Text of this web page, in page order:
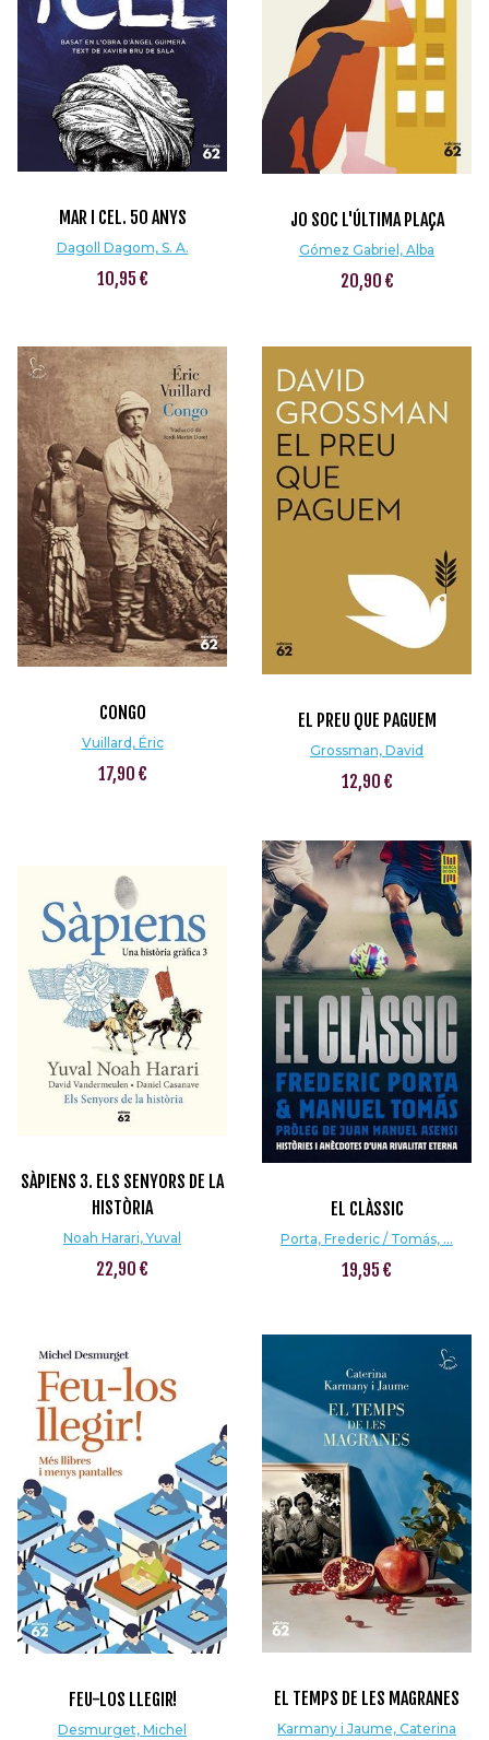
MAR I CEL. 50 ANYS
Dagoll Dagom, S. A.
10,95 €
JO SOC L'ÚLTIMA PLAÇA
Gómez Gabriel, Alba
20,90 €
CONGO
Vuillard, Éric
17,90 €
EL PREU QUE PAGUEM
Grossman, David
12,90 €
SÀPIENS 3. ELS SENYORS DE LA
HISTÒRIA
Noah Harari, Yuval
22,90 €
EL CLÀSSIC
Porta, Frederic / Tomás, ...
19,95 €
FEU-LOS LLEGIR!
Desmurget, Michel
EL TEMPS DE LES MAGRANES
Karmany i Jaume, Caterina